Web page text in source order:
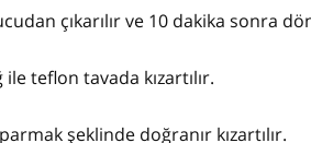
çıkarılır ve 10 dakika sonra
ile teflon tavada kızartılır.
şeklinde doğranır kızartılır.